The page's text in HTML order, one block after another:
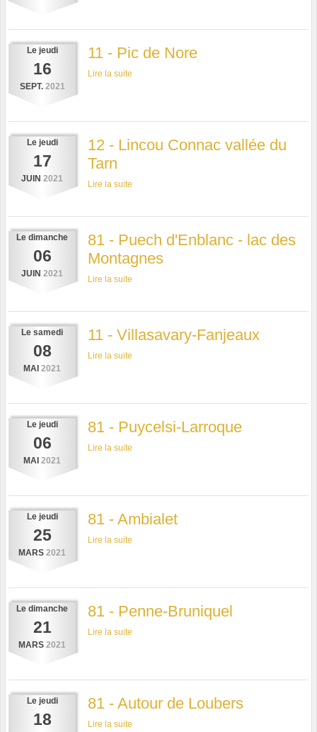
Le jeudi
16
SEPT. 2021
11 - Pic de Nore
Lire la suite
Le jeudi
17
JUIN 2021
12 - Lincou Connac vallée du
Tarn
Lire la suite
Le dimanche
06
JUIN 2021
81 - Puech d'Enblanc - lac des
Montagnes
Lire la suite
Le samedi
08
MAI 2021
11 - Villasavary-Fanjeaux
Lire la suite
Le jeudi
06
MAI 2021
81 - Puycelsi-Larroque
Lire la suite
Le jeudi
25
MARS 2021
81 - Ambialet
Lire la suite
Le dimanche
21
MARS 2021
81 - Penne-Bruniquel
Lire la suite
Le jeudi
18
81 - Autour de Loubers
Lire la suite